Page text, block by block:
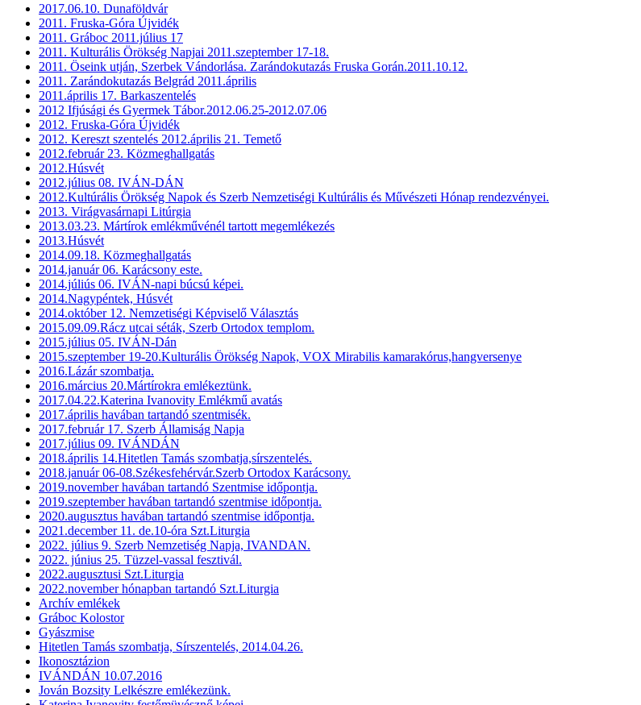
2017.06.10. Dunaföldvár
2011. Fruska-Góra Újvidék
2011. Gráboc 2011.július 17
2011. Kulturális Örökség Napjai 2011.szeptember 17-18.
2011. Öseink utján, Szerbek Vándorlása. Zarándokutazás Fruska Gorán.2011.10.12.
2011. Zarándokutazás Belgrád 2011.április
2011.április 17. Barkaszentelés
2012 Ifjúsági és Gyermek Tábor.2012.06.25-2012.07.06
2012. Fruska-Góra Újvidék
2012. Kereszt szentelés 2012.április 21. Temető
2012.február 23. Közmeghallgatás
2012.Húsvét
2012.július 08. IVÁN-DÁN
2012.Kultúrális Örökség Napok és Szerb Nemzetiségi Kultúrális és Művészeti Hónap rendezvényei.
2013. Virágvasárnapi Litúrgia
2013.03.23. Mártírok emlékművénél tartott megemlékezés
2013.Húsvét
2014.09.18. Közmeghallgatás
2014.január 06. Karácsony este.
2014.júliús 06. IVÁN-napi búcsú képei.
2014.Nagypéntek, Húsvét
2014.október 12. Nemzetiségi Képviselő Választás
2015.09.09.Rácz utcai séták, Szerb Ortodox templom.
2015.július 05. IVÁN-Dán
2015.szeptember 19-20.Kulturális Örökség Napok, VOX Mirabilis kamarakórus,hangversenye
2016.Lázár szombatja.
2016.március 20.Mártírokra emlékeztünk.
2017.04.22.Katerina Ivanovity Emlékmű avatás
2017.április havában tartandó szentmisék.
2017.február 17. Szerb Államiság Napja
2017.július 09. IVÁNDÁN
2018.április 14.Hitetlen Tamás szombatja,sírszentelés.
2018.január 06-08.Székesfehérvár.Szerb Ortodox Karácsony.
2019.november havában tartandó Szentmise időpontja.
2019.szeptember havában tartandó szentmise időpontja.
2020.augusztus havában tartandó szentmise időpontja.
2021.december 11. de.10-óra Szt.Liturgia
2022. július 9. Szerb Nemzetiség Napja, IVANDAN.
2022. június 25. Tüzzel-vassal fesztivál.
2022.augusztusi Szt.Liturgia
2022.november hónapban tartandó Szt.Liturgia
Archív emlékek
Gráboc Kolostor
Gyászmise
Hitetlen Tamás szombatja, Sírszentelés, 2014.04.26.
Ikonosztázion
IVÁNDÁN 10.07.2016
Jován Bozsity Lelkészre emlékezünk.